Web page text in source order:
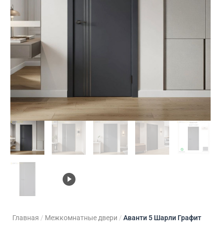
двери
на заказ
Главная / Межкомнатные двери / Аванти 5 Шарли Графит